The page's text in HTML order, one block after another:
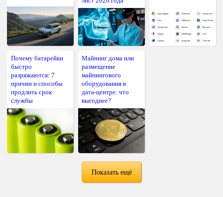
Почему батарейки
быстро
разряжаются: 7
причин и способы
продлить срок
службы
Майнинг дома или
размещение
майнингового
оборудования в
дата-центре: что
выгоднее?
Показать ещё